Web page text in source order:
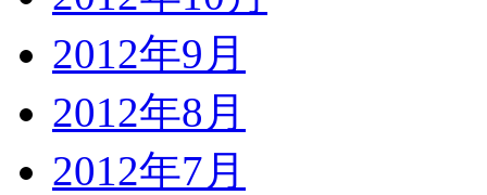
2012年9月
2012年8月
2012年7月